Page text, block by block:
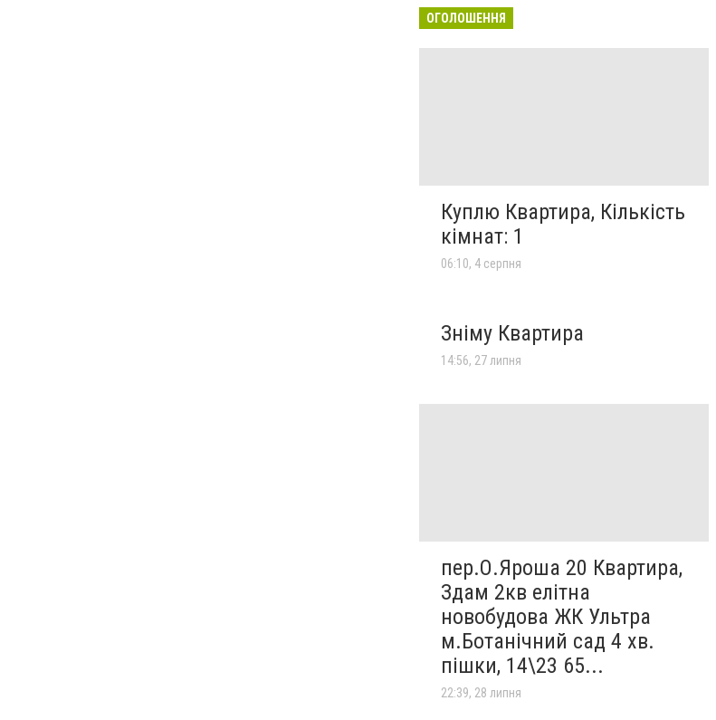
ОГОЛОШЕННЯ
Куплю Квартира, Кількість
кімнат: 1
06:10, 4 серпня
Зніму Квартира
14:56, 27 липня
пер.О.Яроша 20 Квартира,
Здам 2кв елітна
новобудова ЖК Ультра
м.Ботанічний сад 4 хв.
пішки, 14\23 65...
22:39, 28 липня